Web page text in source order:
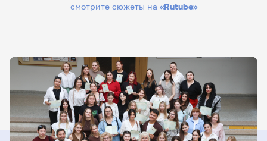
смотрите сюжеты на «Rutube»